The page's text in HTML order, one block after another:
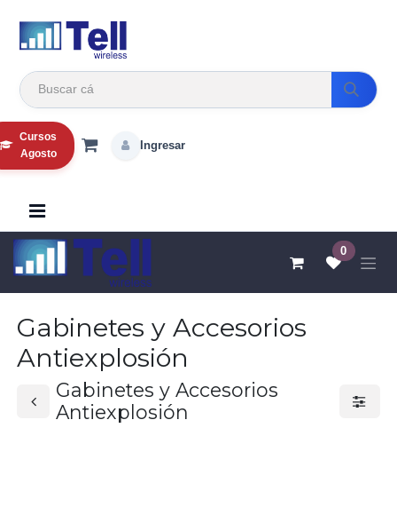
Cursos
Agosto
Ingresar
0
Gabinetes y Accesorios
Antiexplosión
Gabinetes y Accesorios
Antiexplosión